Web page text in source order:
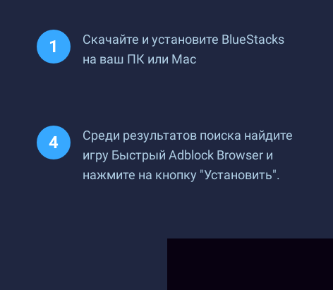
Скачайте и установите BlueStacks
на ваш ПК или Mac
Среди результатов поиска найдите
игру Быстрый Adblock Browser и
нажмите на кнопку "Установить".